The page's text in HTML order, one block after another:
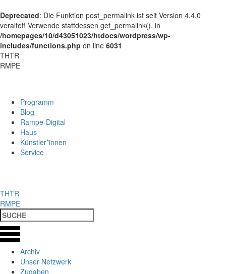
Deprecated: Die Funktion post_permalink ist seit Version 4.4.0
veraltet! Verwende stattdessen get_permalink(). in
/homepages/10/d43051023/htdocs/wordpress/wp-
includes/functions.php on line 6031
THTR
RMPE
Programm
Blog
Rampe-Digital
Haus
Künstler*innen
Service
THTR
RMPE
Archiv
Unser Netzwerk
Zugaben